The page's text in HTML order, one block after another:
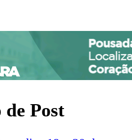
de Post